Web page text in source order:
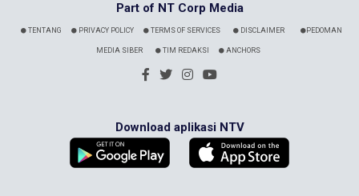
Part of NT Corp Media
TENTANG PRIVACY POLICY TERMS OF SERVICES DISCLAIMER PEDOMAN
MEDIA SIBER TIM REDAKSI ANCHORS
Download aplikasi NTV